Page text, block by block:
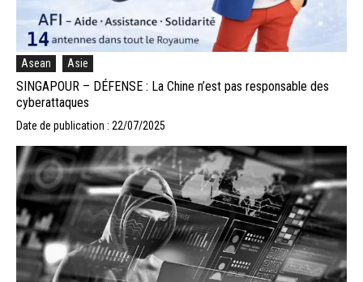
Asean Asie
SINGAPOUR – DÉFENSE : La Chine n’est pas responsable des
cyberattaques
Date de publication : 22/07/2025